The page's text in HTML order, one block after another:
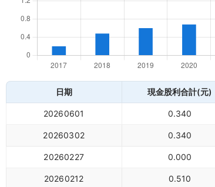
日期 現金股利合計(元)
20260601 0.340
20260302 0.340
20260227 0.000
20260212 0.510